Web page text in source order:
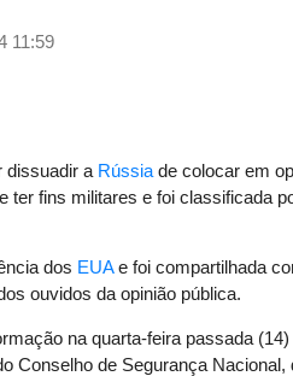
11:59
dissuadir a Rússia de colocar em
ter fins militares e foi classificada
dos EUAe foi compartilhada
ouvidos da opinião pública.
na quarta-feira passada
Conselho de Segurança Nacional,